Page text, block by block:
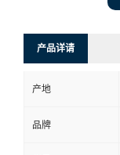
产品详请
产地
品牌